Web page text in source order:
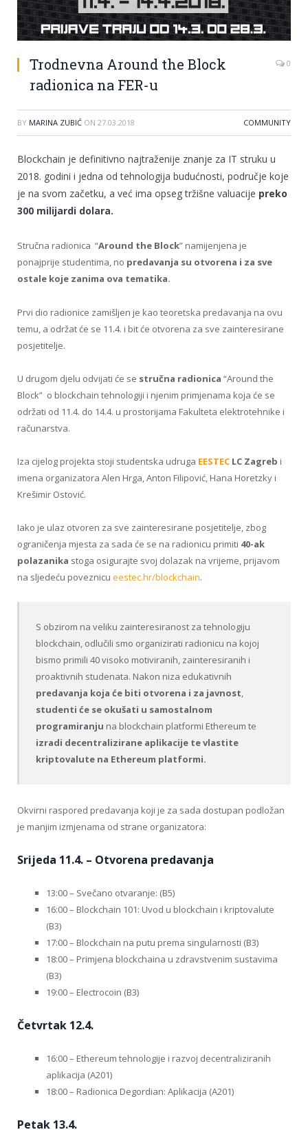
Trodnevna Around the Block
radionica na FER-u
0
BY MARINA ZUBIĆ ON 27.03.2018 COMMUNITY
Blockchain je definitivno najtraženije znanje za IT struku u
2018. godini i jedna od tehnologija budućnosti, područje koje
je na svom začetku, a već ima opseg tržišne valuacije preko
300 milijardi dolara.
Stručna radionica “Around the Block” namijenjena je
ponajprije studentima, no predavanja su otvorena i za sve
ostale koje zanima ova tematika.
Prvi dio radionice zamišljen je kao teoretska predavanja na ovu
temu, a održat će se 11.4. i bit će otvorena za sve zainteresirane
posjetitelje.
U drugom djelu odvijati će se stručna radionica “Around the
Block” o blockchain tehnologiji i njenim primjenama koja će se
održati od 11.4. do 14.4. u prostorijama Fakulteta elektrotehnike i
računarstva.
Iza cijelog projekta stoji studentska udruga EESTEC LC Zagreb i
imena organizatora Alen Hrga, Anton Filipović, Hana Horetzky i
Krešimir Ostović.
Iako je ulaz otvoren za sve zainteresirane posjetitelje, zbog
ograničenja mjesta za sada će se na radionicu primiti 40-ak
polazanika stoga osigurajte svoj dolazak na vrijeme, prijavom
na sljedeću poveznicu eestec.hr/blockchain.
S obzirom na veliku zainteresiranost za tehnologiju
blockchain, odlučili smo organizirati radionicu na kojoj
bismo primili 40 visoko motiviranih, zainteresiranih i
proaktivnih studenata. Nakon niza edukativnih
predavanja koja će biti otvorena i za javnost,
studenti će se okušati u samostalnom
programiranju na blockchain platformi Ethereum te
izradi decentralizirane aplikacije te vlastite
kriptovalute na Ethereum platformi.
Okvirni raspored predavanja koji je za sada dostupan podložan
je manjim izmjenama od strane organizatora:
Srijeda 11.4. – Otvorena predavanja
13:00 – Svečano otvaranje: (B5)
16:00 – Blockchain 101: Uvod u blockchain i kriptovalute
(B3)
17:00 – Blockchain na putu prema singularnosti (B3)
18:00 – Primjena blockchaina u zdravstvenim sustavima
(B3)
19:00 – Electrocoin (B3)
Četvrtak 12.4.
16:00 – Ethereum tehnologije i razvoj decentraliziranih
aplikacija (A201)
18:00 – Radionica Degordian: Aplikacija (A201)
Petak 13.4.